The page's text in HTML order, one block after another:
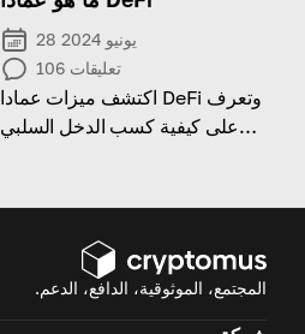
28 يونيو 2024
106 تعليقات
اكتشف ميزات عمادا DeFi وتعرف
على كيفية كسب الدخل السلبي
المجتمع، الموثوقية، الدافع، الدعم.